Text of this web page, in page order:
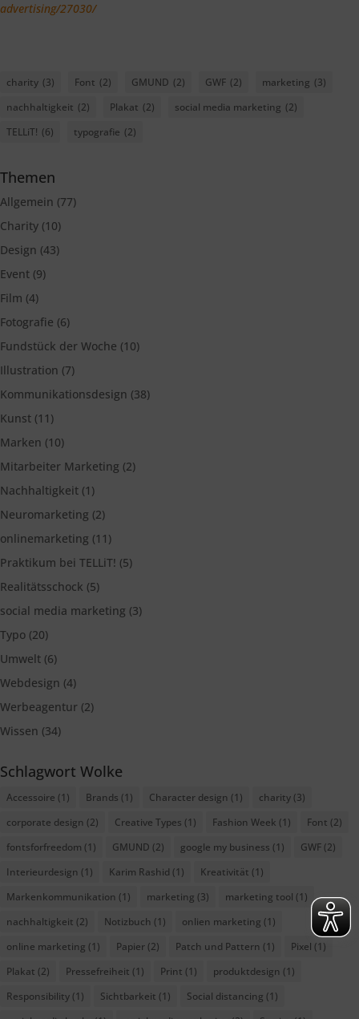
advertising/27030/
charity (3) Font (2) GMUND (2) GWF (2) marketing (3)
nachhaltigkeit (2) Plakat (2) social media marketing (2)
TELLiT! (6) typografie (2)
Themen
Allgemein (77)
Charity (10)
Design (43)
Event (9)
Film (4)
Fotografie (6)
Fundstück der Woche (10)
Illustration (7)
Kommunikationsdesign (38)
Kunst (11)
Marken (10)
Mitarbeiter Marketing (2)
Nachhaltigkeit (1)
Neuromarketing (2)
onlinemarketing (11)
Praktikum bei TELLiT! (5)
Realitätsschock (5)
social media marketing (3)
Typo (20)
Umwelt (6)
Webdesign (4)
Werbeagentur (2)
Wissen (34)
Schlagwort Wolke
Accessoire (1) Brands (1) Character design (1) charity (3)
corporate design (2) Creative Types (1) Fashion Week (1) Font (2)
fontsforfreedom (1) GMUND (2) google my business (1) GWF (2)
Interieurdesign (1) Karim Rashid (1) Kreativität (1)
Markenkommunikation (1) marketing (3) marketing tool (1)
nachhaltigkeit (2) Notizbuch (1) onlien marketing (1)
online marketing (1) Papier (2) Patch und Pattern (1) Pixel (1)
Plakat (2) Pressefreiheit (1) Print (1) produktdesign (1)
Responsibility (1) Sichtbarkeit (1) Social distancing (1)